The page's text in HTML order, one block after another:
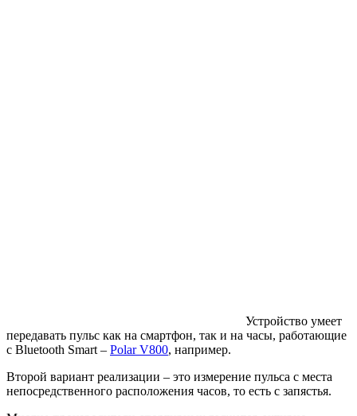
Устройство умеет
передавать пульс как на смартфон, так и на часы, работающие
с Bluetooth Smart – Polar V800, например.
Второй вариант реализации – это измерение пульса с места
непосредственного расположения часов, то есть с запястья.